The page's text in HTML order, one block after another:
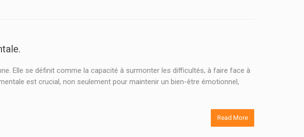
Elle se définit comme la capacité à surmonter les difficultés, à faire face à
est crucial, non seulement pour maintenir un bien-être émotionnel,
Read More